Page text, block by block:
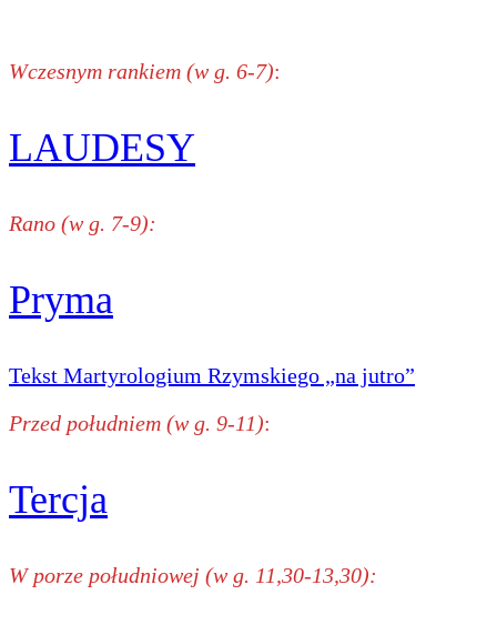
Wczesnym rankiem (w g. 6-7):
LAUDESY
Rano (w g. 7-9):
Pryma
Tekst Martyrologium Rzymskiego „na jutro”
Przed południem (w g. 9-11):
Tercja
W porze południowej (w g. 11,30-13,30):